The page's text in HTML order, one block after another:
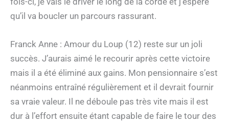
qu’il va boucler un parcours rassurant.
Franck Anne : Amour du Loup (12) reste sur un joli
succès. J’aurais aimé le recourir après cette victoire
mais il a été éliminé aux gains. Mon pensionnaire s’est
néanmoins entraîné régulièrement et il devrait fournir
sa vraie valeur. Il ne déboule pas très vite mais il est
dur à l’effort ensuite étant capable de faire le tour des